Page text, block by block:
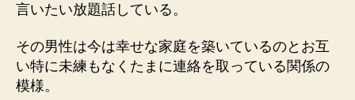
言いたい放題話している。
その男性は今は幸せな家庭を築いているのとお互
い特に未練もなくたまに連絡を取っている関係の
模様。